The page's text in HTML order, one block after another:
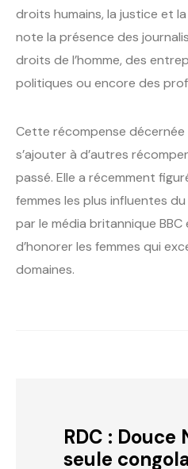
droits humains, la justice et
note la présence des
droits de l’homme, des
politiques ou encore des
Cette récompense décernée
s’ajouter à d’autres
passé. Elle a récemment
femmes les plus influentes
par le média britannique
d’honorer les femmes qui
domaines.
RDC : Douce
seule